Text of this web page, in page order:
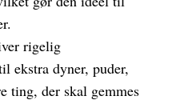
rigelig
ekstra dyner, puder,
ting, der skal gemmes